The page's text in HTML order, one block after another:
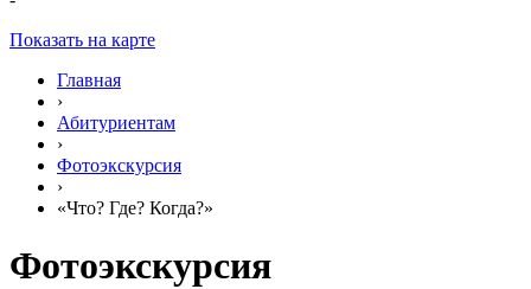
Показать на карте
Главная
›
Абитуриентам
›
Фотоэкскурсия
›
«Что? Где? Когда?»
Фотоэкскурсия